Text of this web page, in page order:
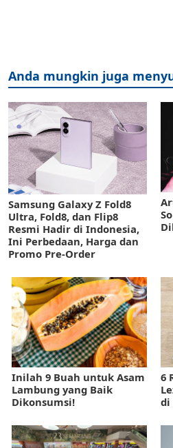
Anda mungkin juga
Samsung Galaxy Z Fold8
Ultra, Fold8, dan Flip8
Resmi Hadir di Indonesia,
Ini Perbedaan, Harga dan
Promo Pre-Order
Inilah 9 Buah untuk Asam
Lambung yang Baik
Dikonsumsi!
6
di